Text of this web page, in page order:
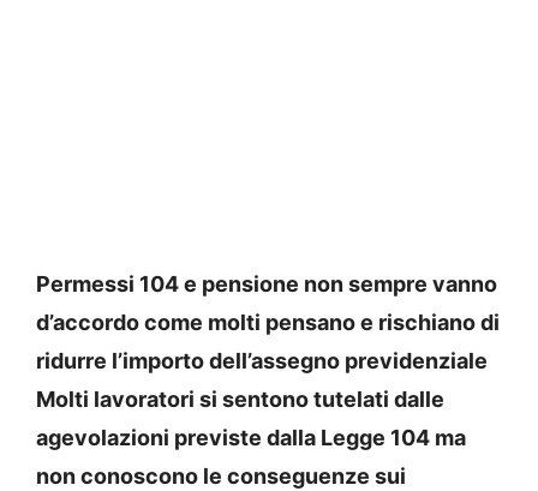
Permessi 104 e pensione non sempre vanno
d’accordo come molti pensano e rischiano di
ridurre l’importo dell’assegno previdenziale
Molti lavoratori si sentono tutelati dalle
agevolazioni previste dalla Legge 104 ma
non conoscono le conseguenze sui